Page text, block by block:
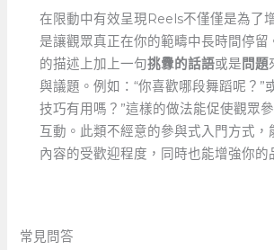
在限動中有效呈現Reels不僅僅是為了
是讓觀眾真正在你的範疇中長時間停
的描述上加上一句挑釁的話語或是 問題
與議題。例如：“你喜歡哪段舞蹈呢？”
技巧有用嗎？”這樣的做法能促使觀眾
互動。此類不經意的參與式入門方式，
內容的受歡迎程度，同時也能增強你的
常見問答